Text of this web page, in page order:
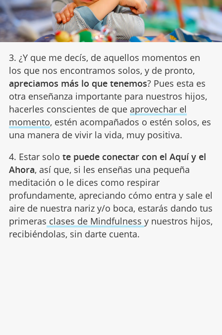
3. ¿Y que me decís, de aquellos momentos en
los que nos encontramos solos, y de pronto,
apreciamos más lo que tenemos? Pues esta es
otra enseñanza importante para nuestros hijos,
hacerles conscientes de que aprovechar el
momento, estén acompañados o estén solos, es
una manera de vivir la vida, muy positiva.
4. Estar solo te puede conectar con el Aquí y el
Ahora, así que, si les enseñas una pequeña
meditación o le dices como respirar
profundamente, apreciando cómo entra y sale el
aire de nuestra nariz y/o boca, estarás dando tus
primeras clases de Mindfulness y nuestros hijos,
recibiéndolas, sin darte cuenta.